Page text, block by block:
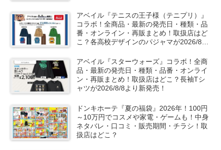
アベイル『テニスの王子様（テニプリ）』
コラボ！全商品・最新の発売日・種類・品
番・オンライン・再販まとめ！取扱店はど
こ？各高校デザインのパジャマが2026/8/8
アベイル『スターウォーズ』コラボ！全商
品・最新の発売日・種類・品番・オンライ
ン・再販まとめ！取扱店はどこ？長袖Tシ
ャツが2026/8/8より新発売！
ドンキホーテ『夏の福袋』2026年！100円
～10万円でコスメや家電・ゲームも！中身
ネタバレ・口コミ・販売期間・チラシ！取
扱店はどこ？